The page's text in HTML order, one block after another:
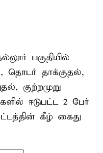
பகுதியில்
தாக்குதல்,
குற்றமுறு
ஈடுபட்ட 2 பேர்
கீழ் கைது